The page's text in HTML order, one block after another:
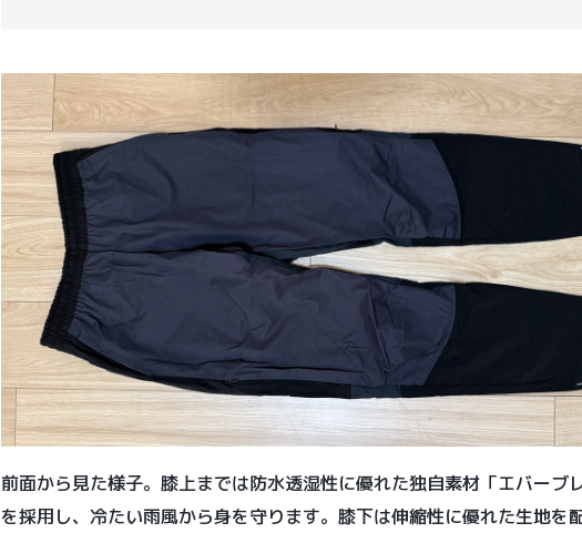
前面から見た様子。膝上までは防水透湿性に優れた独自素材「エバーブ
を採用し、冷たい雨風から身を守ります。膝下は伸縮性に優れた生地を